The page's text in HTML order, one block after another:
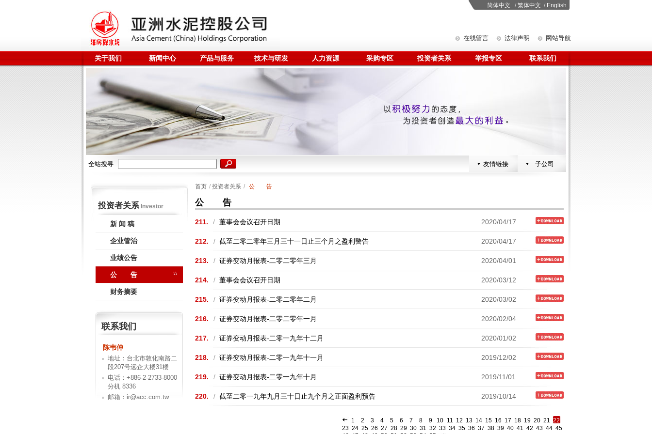
简体中文 / 繁体中文 / English
网站导航
法律声明
在线留言
关于我们 新闻中心 产品与服务 技术与研发 人力资源 采购专区 投资者关系 举报专区 联系我们
全站搜寻 子公司
友情链接
投资者关系Investor
新 闻 稿
企业管治
业绩公告
公 告
财务摘要
联系我们
陈韦仲
地址：台北市敦化南路二
段207号远企大楼31楼
电话：+886-2-2733-8000
分机 8336
邮箱：ir@acc.com.tw
首页 / 投资者关系 / 公 告
公 告
211. / 董事会会议召开日期 2020/04/17
212. / 截至二零二零年三月三十一日止三个月之盈利警告 2020/04/17
213. / 证券变动月报表-二零二零年三月 2020/04/01
214. / 董事会会议召开日期 2020/03/12
215. / 证券变动月报表-二零二零年二月 2020/03/02
216. / 证券变动月报表-二零二零年一月 2020/02/04
217. / 证券变动月报表-二零一九年十二月 2020/01/02
218. / 证券变动月报表-二零一九年十一月 2019/12/02
219. / 证券变动月报表-二零一九年十月 2019/11/01
220. / 截至二零一九年九月三十日止九个月之正面盈利预告 2019/10/14
1 2 3 4 5 6 7 8 9 10 11 12 13 14 15 16 17 18 19 20 21 22
23 24 25 26 27 28 29 30 31 32 33 34 35 36 37 38 39 40 41 42 43 44 45